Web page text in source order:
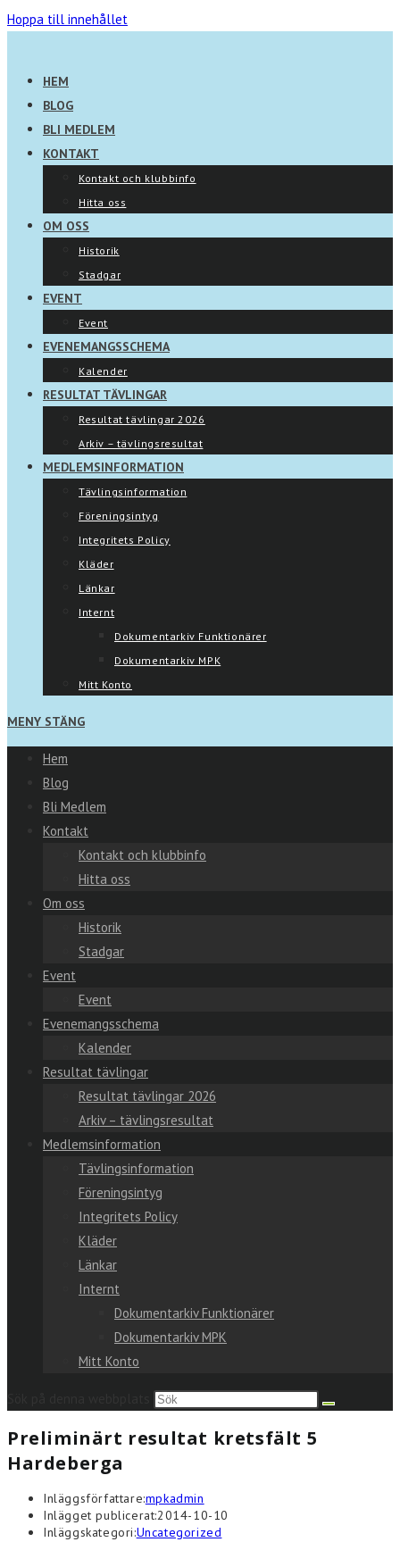
Hoppa till innehållet
HEM
BLOG
BLI MEDLEM
KONTAKT
Kontakt och klubbinfo
Hitta oss
OM OSS
Historik
Stadgar
EVENT
Event
EVENEMANGSSCHEMA
Kalender
RESULTAT TÄVLINGAR
Resultat tävlingar 2026
Arkiv – tävlingsresultat
MEDLEMSINFORMATION
Tävlingsinformation
Föreningsintyg
Integritets Policy
Kläder
Länkar
Internt
Dokumentarkiv Funktionärer
Dokumentarkiv MPK
Mitt Konto
MENY STÄNG
Hem
Blog
Bli Medlem
Kontakt
Kontakt och klubbinfo
Hitta oss
Om oss
Historik
Stadgar
Event
Event
Evenemangsschema
Kalender
Resultat tävlingar
Resultat tävlingar 2026
Arkiv – tävlingsresultat
Medlemsinformation
Tävlingsinformation
Föreningsintyg
Integritets Policy
Kläder
Länkar
Internt
Dokumentarkiv Funktionärer
Dokumentarkiv MPK
Mitt Konto
Preliminärt resultat kretsfält 5
Hardeberga
Inläggsförfattare:mpkadmin
Inlägget publicerat:2014-10-10
Inläggskategori:Uncategorized